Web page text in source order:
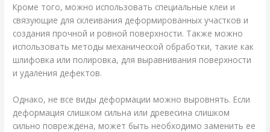
Кроме того, можно использовать специальные клеи и
связующие для склеивания деформированных участков и
создания прочной и ровной поверхности. Также можно
использовать методы механической обработки, такие как
шлифовка или полировка, для выравнивания поверхности
и удаления дефектов.
Однако, не все виды деформации можно выровнять. Если
деформация слишком сильна или древесина слишком
сильно повреждена, может быть необходимо заменить ее